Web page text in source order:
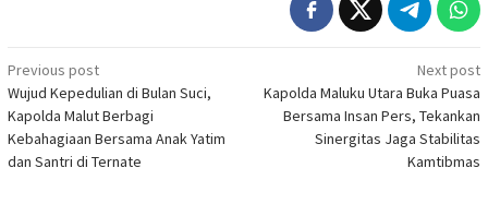
Post
navigation
Previous post
Wujud Kepedulian di Bulan Suci,
Kapolda Malut Berbagi
Kebahagiaan Bersama Anak Yatim
dan Santri di Ternate
Next post
Kapolda Maluku Utara Buka Puasa
Bersama Insan Pers, Tekankan
Sinergitas Jaga Stabilitas
Kamtibmas